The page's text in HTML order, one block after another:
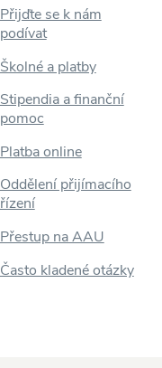
Přijďte se k nám
podívat
Školné a platby
Stipendia a finanční
pomoc
Platba online
Oddělení přijímacího
řízení
Přestup na AAU
Často kladené otázky